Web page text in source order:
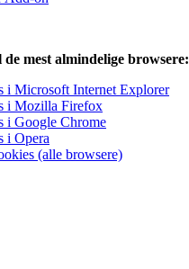
mest almindelige browsere:
i Microsoft Internet Explorer
i Mozilla Firefox
i Google Chrome
i Opera
(alle browsere)